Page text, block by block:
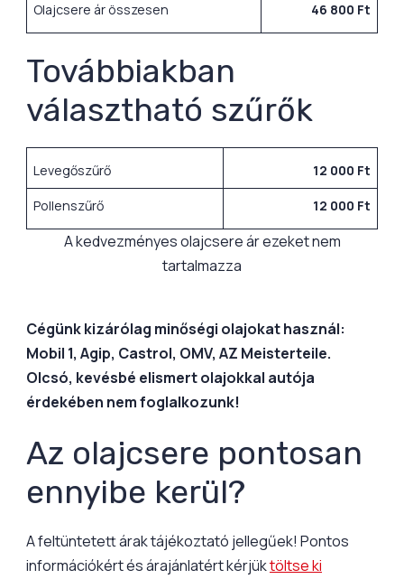
Olajcsere ár összesen 46 800 Ft
Továbbiakban
választható szűrők
Levegőszűrő 12 000 Ft
Pollenszűrő 12 000 Ft
A kedvezményes olajcsere ár ezeket nem
tartalmazza
Cégünk kizárólag minőségi olajokat használ:
Mobil 1, Agip, Castrol, OMV, AZ Meisterteile.
Olcsó, kevésbé elismert olajokkal autója
érdekében nem foglalkozunk!
Az olajcsere pontosan
ennyibe kerül?
A feltüntetett árak tájékoztató jellegűek! Pontos
információkért és árajánlatért kérjüktöltse ki